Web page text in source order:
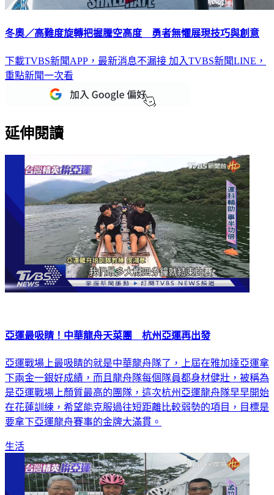
冬奧／高難度旋轉把握騰空高度 勇者無懼展現技巧與創意
下載TVBS新聞APP，最新消息不漏接 加入TVBS新聞LINE，
重點新聞一次看
延伸閱讀
亞運最吸睛！中華龍舟天菜團 杭州亞運再出發
亞運戰場上最吸睛的就是中華龍舟隊了，上屆在雅加達亞運拿
下兩金一銀好成績，而且龍舟隊每個隊員都身材健壯，被稱為
是亞運戰場上顏質最高的團隊，這次杭州亞運龍舟隊早早開始
在花蓮訓練，希望能克服過往短距離比較弱勢的項目，目標是
要拿下亞運龍舟賽事的金牌大滿貫。
生活